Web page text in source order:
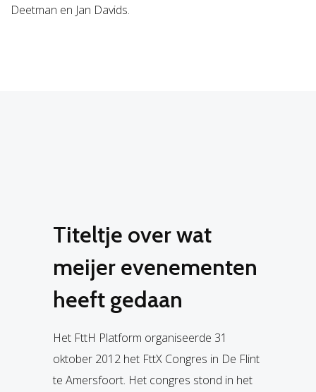
Deetman en Jan Davids.
Titeltje over wat
meijer evenementen
heeft gedaan
Het FttH Platform organiseerde 31
oktober 2012 het FttX Congres in De Flint
te Amersfoort. Het congres stond in het